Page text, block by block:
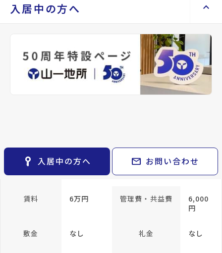
土地を探す
エリアから探す
train
路線から探す
事業用・投資用を探す keyboard_arrow_right
検索条件
閲覧履歴 keyboard_arrow_right
マイホームを考え始めたら keyboard_arrow_right
不動産を売却したい keyboard_arrow_right
相続相談をしたい keyboard_arrow_right
不動産に投資したい keyboard_arrow_right
会社概要・沿革 keyboard_arrow_right
keyboard_arrow_right
パーパス keyboard_arrow_right
CM紹介
社宅をお探しの方へ keyboard_arrow_right
keyboard_arrow_right
レンタルオフィス keyboard_arrow_right
貸会議室 keyboard_arrow_right
open_in_new
入居中の方へ keyboard_arrow_up
keyboard_arrow_right
退去される方へ keyboard_arrow_right
※準備中 住まいのしおり（PDF）
key_vertical 入居中の方へ mail お問い合わせ
年03月
間取り 1R 間取り内訳
洋室 9
帖
ト)
所在階/階建 3階／地上8階
賃料 6万円 管理費・共益費
6,000
円
敷金 なし 礼金 なし